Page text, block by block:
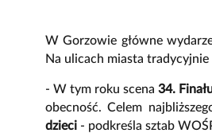
W Gorzowie główne
Na ulicach miasta
- W tym roku scena34.
obecność. Celem
dzieci - podkreśla sztab